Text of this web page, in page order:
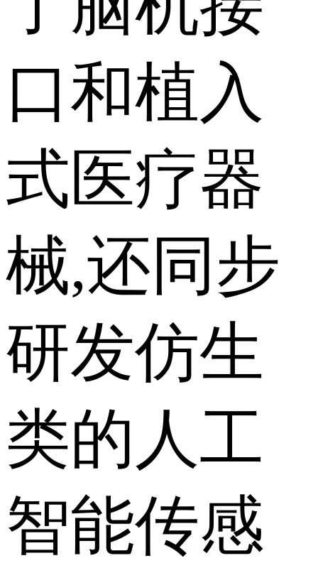
口和植入
式医疗器
械,还同步
研发仿生
类的人工
智能传感